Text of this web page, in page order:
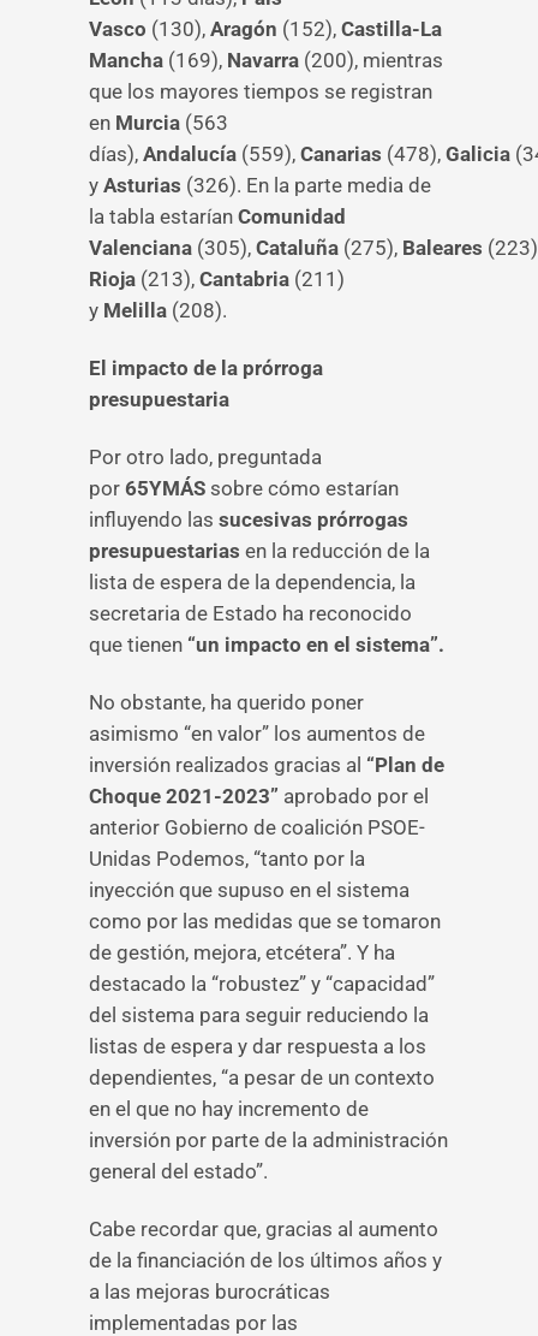
Vasco (130), Aragón (152), Castilla-La
Mancha (169), Navarra (200), mientras
que los mayores tiempos se registran
en Murcia (563
días), Andalucía (559), Canarias (478), Galicia
y Asturias (326). En la parte media de
la tabla estarían Comunidad
Valenciana (305), Cataluña (275), Baleares
Rioja (213), Cantabria (211)
y Melilla (208).
El impacto de la prórroga
presupuestaria
Por otro lado, preguntada
por 65YMÁS sobre cómo estarían
influyendo las sucesivas prórrogas
presupuestarias en la reducción de la
lista de espera de la dependencia, la
secretaria de Estado ha reconocido
que tienen “un impacto en el sistema”.
No obstante, ha querido poner
asimismo “en valor” los aumentos de
inversión realizados gracias al “Plan de
Choque 2021-2023” aprobado por el
anterior Gobierno de coalición PSOE-
Unidas Podemos, “tanto por la
inyección que supuso en el sistema
como por las medidas que se tomaron
de gestión, mejora, etcétera”. Y ha
destacado la “robustez” y “capacidad”
del sistema para seguir reduciendo la
listas de espera y dar respuesta a los
dependientes, “a pesar de un contexto
en el que no hay incremento de
inversión por parte de la administración
general del estado”.
Cabe recordar que, gracias al aumento
de la financiación de los últimos años y
a las mejoras burocráticas
implementadas por las